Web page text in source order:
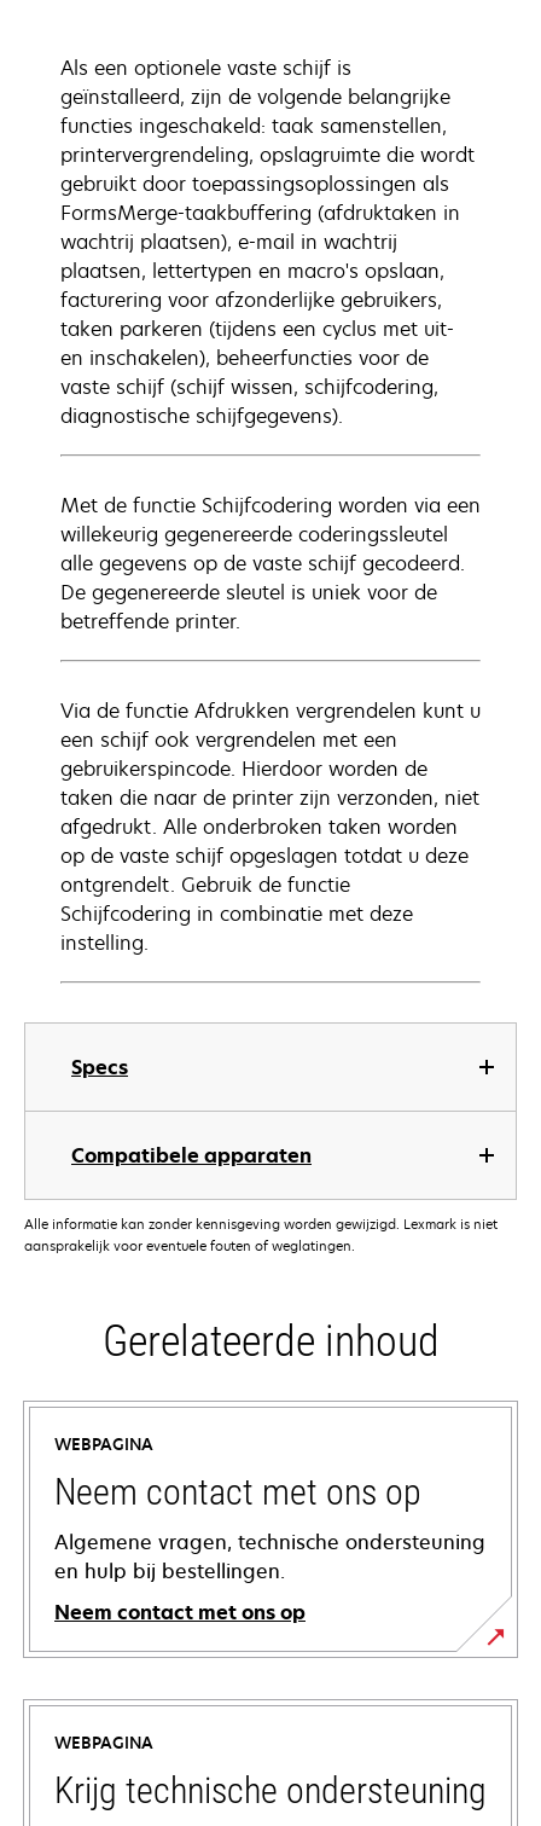
Specs
Compatibele apparaten
Als een optionele vaste schijf is
geïnstalleerd, zijn de volgende belangrijke
functies ingeschakeld: taak samenstellen,
printervergrendeling, opslagruimte die wordt
gebruikt door toepassingsoplossingen als
FormsMerge-taakbuffering (afdruktaken in
wachtrij plaatsen), e-mail in wachtrij
plaatsen, lettertypen en macro's opslaan,
facturering voor afzonderlijke gebruikers,
taken parkeren (tijdens een cyclus met uit-
en inschakelen), beheerfuncties voor de
vaste schijf (schijf wissen, schijfcodering,
diagnostische schijfgegevens).
Met de functie Schijfcodering worden via een
willekeurig gegenereerde coderingssleutel
alle gegevens op de vaste schijf gecodeerd.
De gegenereerde sleutel is uniek voor de
betreffende printer.
Via de functie Afdrukken vergrendelen kunt u
een schijf ook vergrendelen met een
gebruikerspincode. Hierdoor worden de
taken die naar de printer zijn verzonden, niet
afgedrukt. Alle onderbroken taken worden
op de vaste schijf opgeslagen totdat u deze
ontgrendelt. Gebruik de functie
Schijfcodering in combinatie met deze
instelling.
Alle informatie kan zonder kennisgeving worden gewijzigd. Lexmark is niet
aansprakelijk voor eventuele fouten of weglatingen.
Gerelateerde inhoud
WEBPAGINA
Neem contact met ons op
Algemene vragen, technische ondersteuning
en hulp bij bestellingen.
Neem contact met ons op
WEBPAGINA
Krijg technische ondersteuning